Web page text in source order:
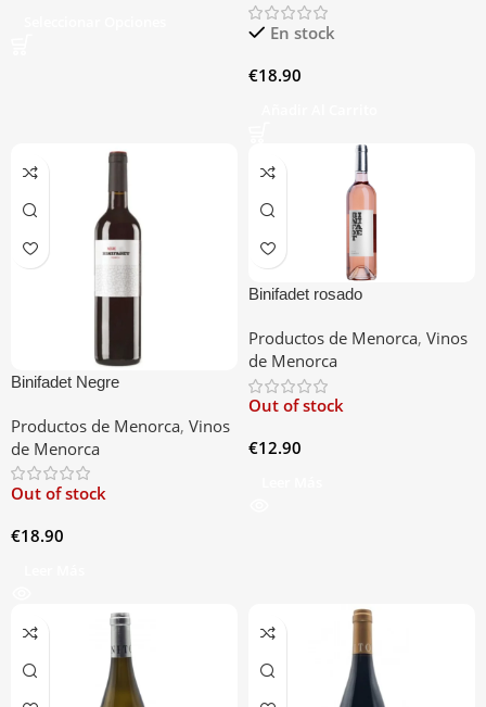
En stock
€18.90
Binifadet Negre
Productos de Menorca, Vinos
de Menorca
Out of stock
€18.90
Binifadet rosado
Productos de Menorca, Vinos
de Menorca
Out of stock
€12.90